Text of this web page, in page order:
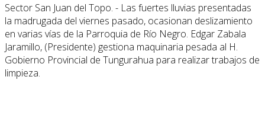
Sector San Juan del Topo. - Las fuertes lluvias presentadas
la madrugada del viernes pasado, ocasionan deslizamiento
en varias vías de la Parroquia de Río Negro. Edgar Zabala
Jaramillo, (Presidente) gestiona maquinaria pesada al H.
Gobierno Provincial de Tungurahua para realizar trabajos de
limpieza.